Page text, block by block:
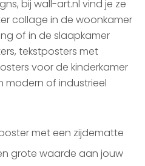
bij wall-art.nl vind je ze
collage in de woonkamer
of in de slaapkamer
tekstposters met
voor de kinderkamer
modern of industrieel
met een zijdematte
grote waarde aan jouw